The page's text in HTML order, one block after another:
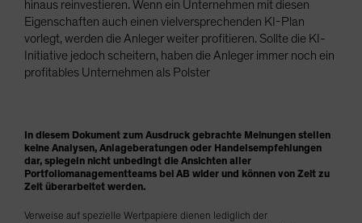
hinaus reinvestieren. Wenn ein Unternehmen mit diesen
Eigenschaften auch einen vielversprechenden KI-Plan
vorlegt, werden die Anleger weiter profitieren. Sollte die KI-
Initiative jedoch scheitern, haben die Anleger immer noch ein
profitables Unternehmen als Polster
In diesem Dokument zum Ausdruck gebrachte Meinungen stellen
keine Analysen, Anlageberatungen oder Handelsempfehlungen
dar, spiegeln nicht unbedingt die Ansichten aller
Portfoliomanagementteams bei AB wider und können von Zeit zu
Zeit überarbeitet werden.
Verweise auf spezielle Wertpapiere dienen lediglich der